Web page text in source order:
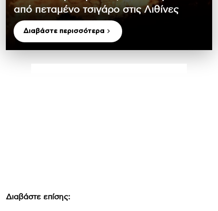
από πεταμένο τσιγάρο στις Λιθίνες
Διαβάστε περισσότερα
Διαβάστε επίσης: